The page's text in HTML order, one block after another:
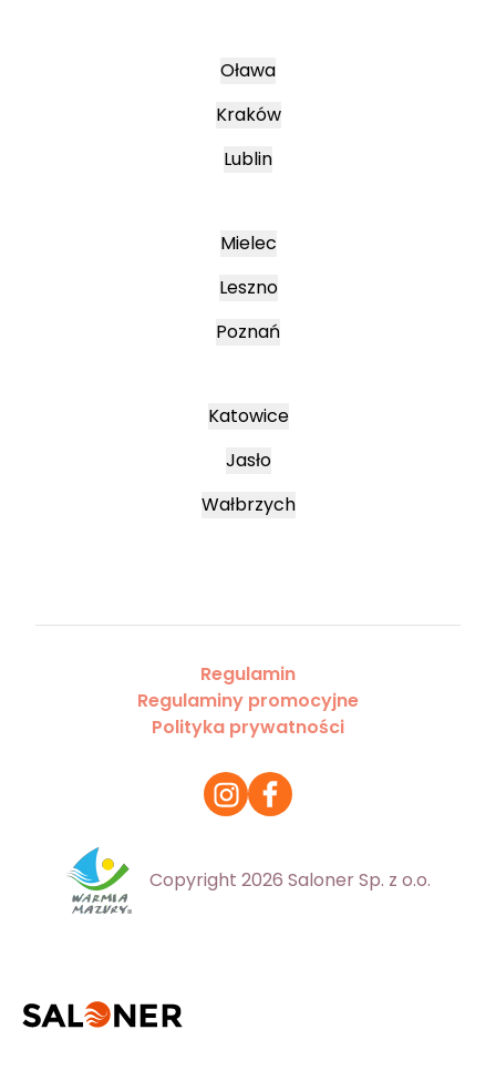
Oława
Kraków
Lublin
Mielec
Leszno
Poznań
Katowice
Jasło
Wałbrzych
Regulamin
Regulaminy promocyjne
Polityka prywatności
Copyright 2026 Saloner Sp. z o.o.